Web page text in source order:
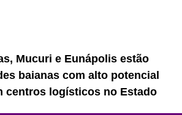
Mucuri e Eunápolis estão
baianas com alto potencial
centros logísticos no Estado